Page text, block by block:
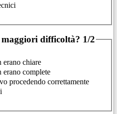
difficoltà? 1/2
chiare
complete
procedendo correttamente